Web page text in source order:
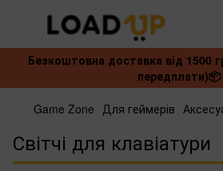
Безкоштовна доставка від 1500
передплати)📦
Game Zone Для геймерів
Світчі для клавіатури